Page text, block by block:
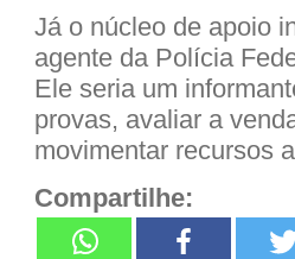
Já o núcleo de apoio
agente da Polícia
Ele seria um
provas, avaliar a
movimentar recursos
Compartilhe: